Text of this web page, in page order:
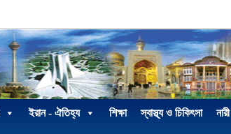
ইরান - ঐতিহ্য শিক্ষা স্বাস্থ্য ও চিকিৎসা নারী